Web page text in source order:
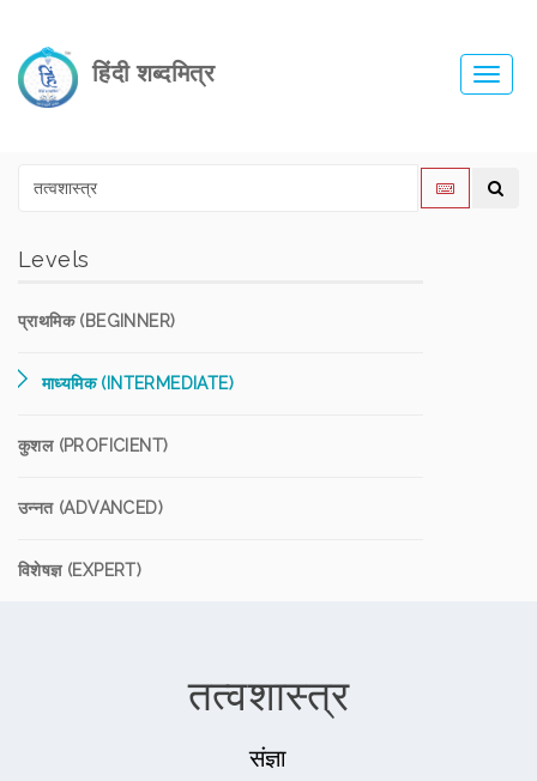
हिंदी शब्दमित्र
Levels
प्राथमिक (BEGINNER)
माध्यमिक (INTERMEDIATE)
कुशल (PROFICIENT)
उन्नत (ADVANCED)
विशेषज्ञ (EXPERT)
तत्वशास्त्र
संज्ञा